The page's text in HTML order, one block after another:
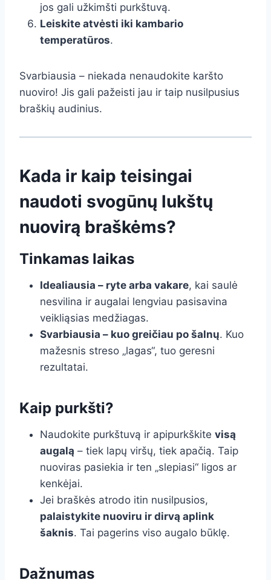
jos gali užkimšti purkštuvą.
Leiskite atvėsti iki kambario
temperatūros.
Svarbiausia – niekada nenaudokite karšto
nuoviro! Jis gali pažeisti jau ir taip nusilpusius
braškių audinius.
Kada ir kaip teisingai
naudoti svogūnų lukštų
nuovirą braškėms?
Tinkamas laikas
Idealiausia – ryte arba vakare, kai saulė
nesvilina ir augalai lengviau pasisavina
veikliąsias medžiagas.
Svarbiausia – kuo greičiau po šalnų. Kuo
mažesnis streso „lagas“, tuo geresni
rezultatai.
Kaip purkšti?
Naudokite purkštuvą ir apipurkškite visą
augalą – tiek lapų viršų, tiek apačią. Taip
nuoviras pasiekia ir ten „slepiasi“ ligos ar
kenkėjai.
Jei braškės atrodo itin nusilpusios,
palaistykite nuoviru ir dirvą aplink
šaknis. Tai pagerins viso augalo būklę.
Dažnumas